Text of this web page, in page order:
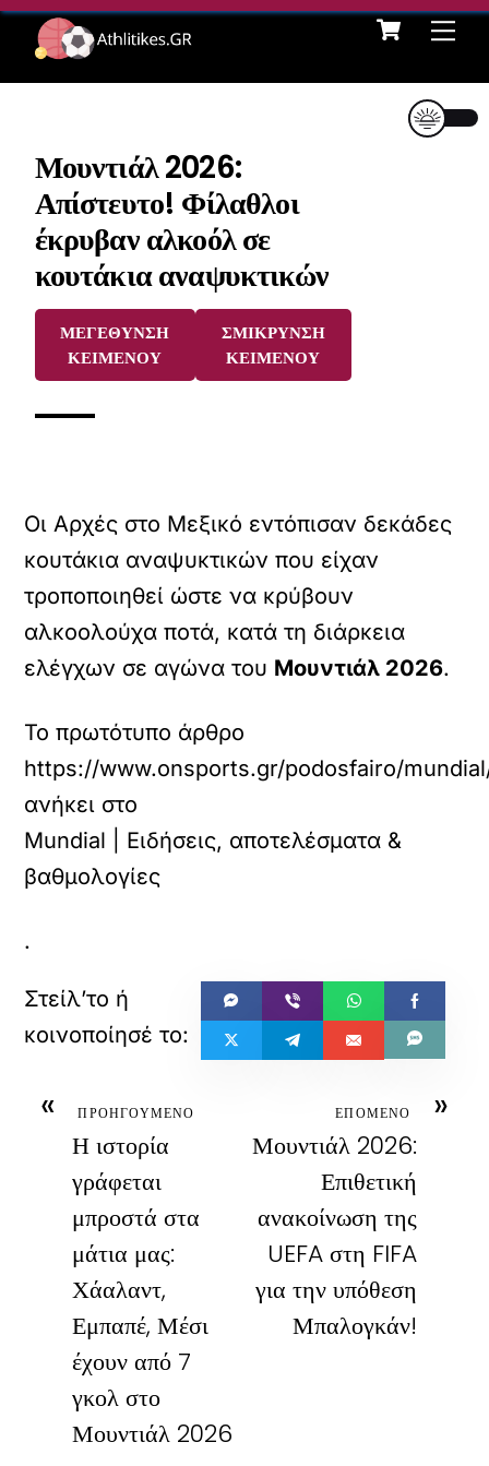
Skip
content
Cart
Μουντιάλ 2026:
Απίστευτο! Φίλαθλοι
έκρυβαν αλκοόλ σε
κουτάκια αναψυκτικών
ΜΕΓΕΘΥΝΣΗ
ΚΕΙΜΕΝΟΥ
ΣΜΙΚΡΥΝΣΗ
ΚΕΙΜΕΝΟΥ
Οι Αρχές στο Μεξικό εντόπισαν δεκάδες
κουτάκια αναψυκτικών που είχαν
τροποποιηθεί ώστε να κρύβουν
αλκοολούχα ποτά, κατά τη διάρκεια
ελέγχων σε αγώνα του Μουντιάλ 2026.
Το πρωτότυπο άρθρο
https://www.onsports.gr/podosfairo/
ανήκει στο
Mundial | Ειδήσεις, αποτελέσματα &
βαθμολογίες
.
« ΠΡΟΗΓΟΥΜΕΝΟ
Η ιστορία
γράφεται
μπροστά στα
μάτια μας:
Χάαλαντ,
Εμπαπέ, Μέσι
έχουν από 7
γκολ στο
Μουντιάλ 2026
»
ΕΠΟΜΕΝΟ
Μουντιάλ 2026:
Επιθετική
ανακοίνωση της
UEFA στη FIFA
για την υπόθεση
Μπαλογκάν!